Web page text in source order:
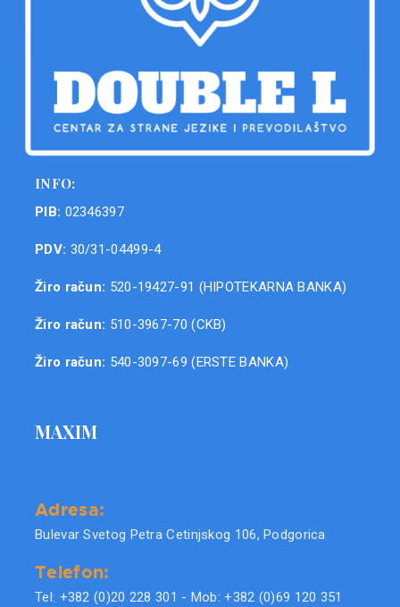
INFO:
PIB: 02346397
PDV: 30/31-04499-4
Žiro račun: 520-19427-91 (HIPOTEKARNA BANKA)
Žiro račun: 510-3967-70 (CKB)
Žiro račun: 540-3097-69 (ERSTE BANKA)
MAXIM
Adresa:
Bulevar Svetog Petra Cetinjskog 106, Podgorica
Telefon:
Tel: +382 (0)20 228 301 - Mob: +382 (0)69 120 351